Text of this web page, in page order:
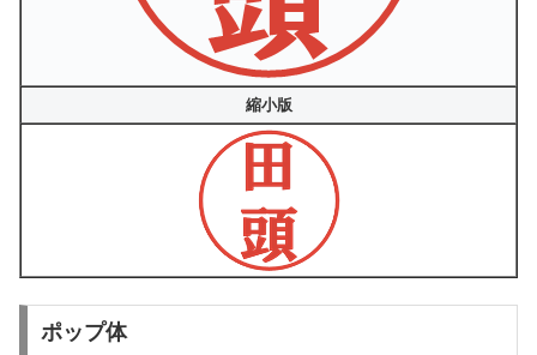
縮小版
ポップ体